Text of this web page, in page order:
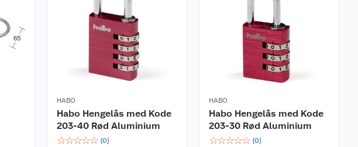
HABO
Habo Hengelås med Kode
203-40 Rød Aluminium
☆☆☆☆☆ (0)
HABO
Habo Hengelås med Kode
203-30 Rød Aluminium
☆☆☆☆☆ (0)